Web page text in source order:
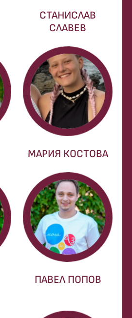
СТАНИСЛАВ
СЛАВЕВ
МАРИЯ КОСТОВА
ПАВЕЛ ПОПОВ